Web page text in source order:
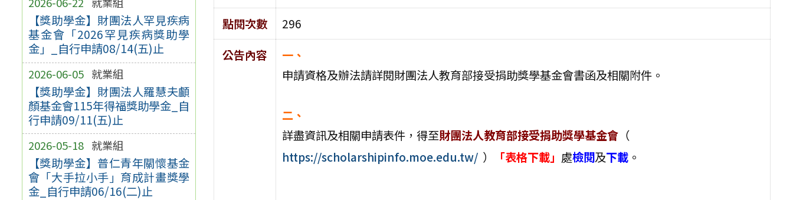
【獎助學金】財團法人罕見疾病
基金會「2026罕見疾病獎助學
金」_自行申請08/14(五)止
2026-06-05 就業組
【獎助學金】財團法人羅慧夫顱
顏基金會115年得福獎助學金_自
行申請09/11(五)止
2026-05-18 就業組
【獎助學金】普仁青年關懷基金
會「大手拉小手」育成計畫獎學
金_自行申請06/16(二)止
點閱次數
296
公告內容
一、
申請資格及辦法請詳閱財團法人教育部接受捐助獎學基金會書函及相關附件。
二、
詳盡資訊及相關申請表件，得至財團法人教育部接受捐助獎學基金會（
https://scholarshipinfo.moe.edu.tw/） 「表格下載」 處檢閱及下載。